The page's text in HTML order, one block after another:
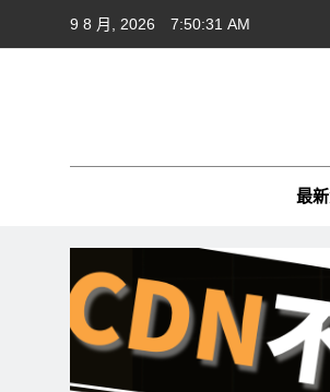
9 8 月, 2026 7:50:32 AM
最